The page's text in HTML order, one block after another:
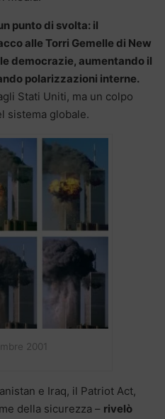
punto di svolta: il
alle Torri Gemelle di New
democrazie, aumentando il
polarizzazioni interne.
Stati Uniti, ma un colpo
sistema globale.
2001
e Iraq, il Patriot Act,
della sicurezza – rivelò